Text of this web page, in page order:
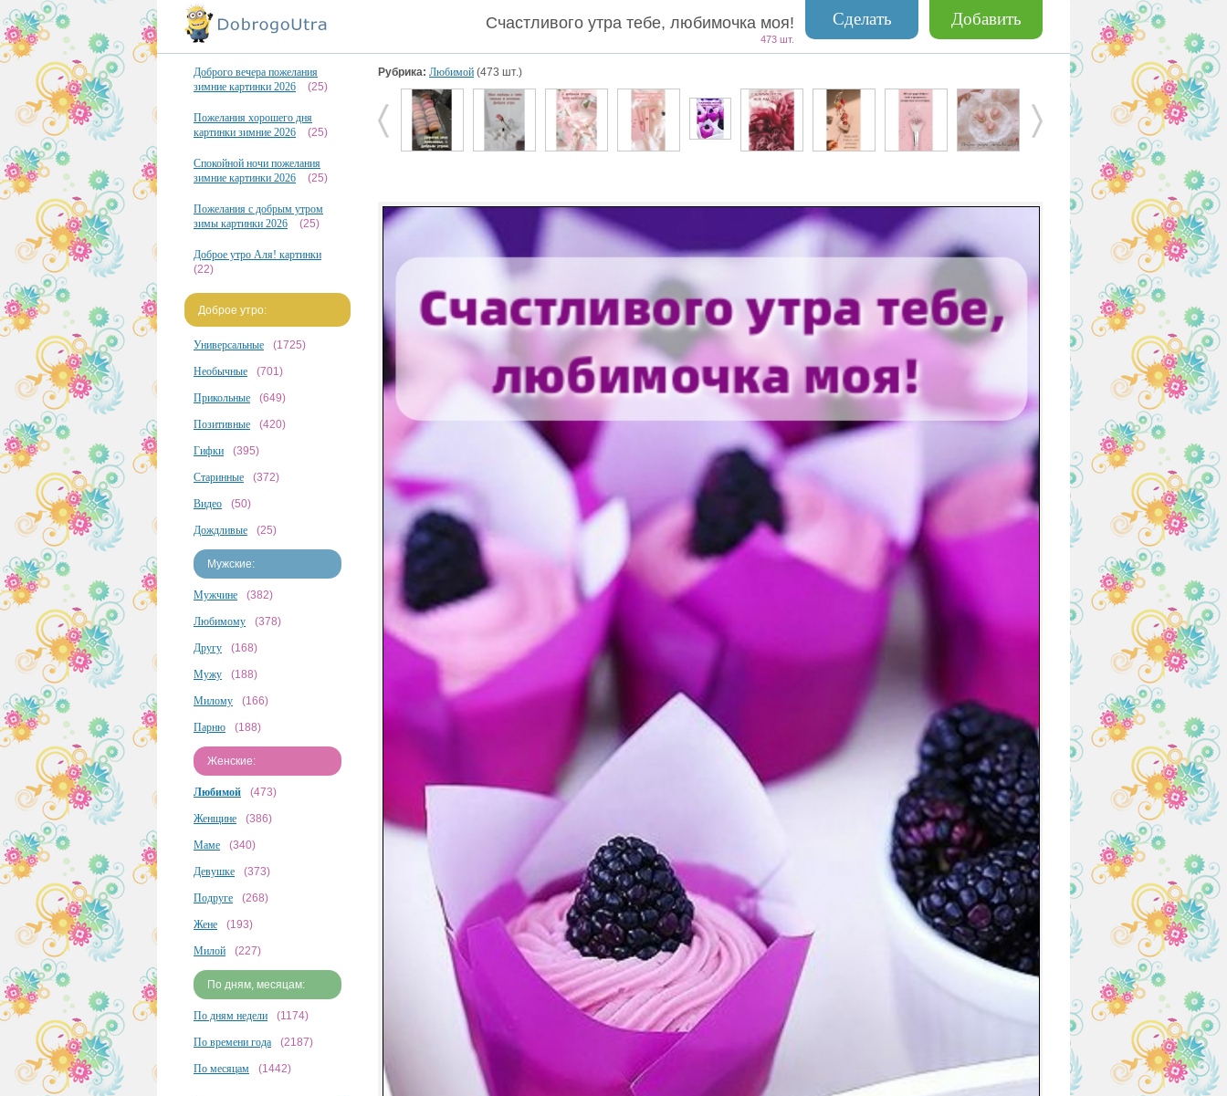
Добавить
Сделать
Счастливого утра тебе, любимочка моя!
473 шт.
Доброго вечера пожелания
зимние картинки 2026
(25)
Пожелания хорошего дня
картинки зимние 2026
(25)
Спокойной ночи пожелания
зимние картинки 2026
(25)
Пожелания с добрым утром
зимы картинки 2026
(25)
Доброе утро Аля! картинки
(22)
Доброе утро:
Универсальные (1725)
Необычные (701)
Прикольные (649)
Позитивные (420)
Гифки (395)
Старинные (372)
Видео (50)
Дождливые (25)
Мужские:
Мужчине (382)
Любимому (378)
Другу (168)
Мужу (188)
Милому (166)
Парню (188)
Женские:
Любимой (473)
Женщине (386)
Маме (340)
Девушке (373)
Подруге (268)
Жене (193)
Милой (227)
По дням, месяцам:
По дням недели (1174)
По времени года (2187)
По месяцам (1442)
Рубрика: Любимой (473 шт.)